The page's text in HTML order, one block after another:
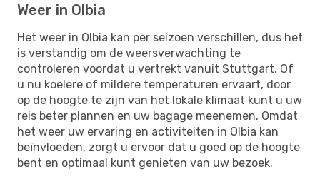
Weer in Olbia
Het weer in Olbia kan per seizoen verschillen, dus het
is verstandig om de weersverwachting te
controleren voordat u vertrekt vanuit Stuttgart. Of
u nu koelere of mildere temperaturen ervaart, door
op de hoogte te zijn van het lokale klimaat kunt u uw
reis beter plannen en uw bagage meenemen. Omdat
het weer uw ervaring en activiteiten in Olbia kan
beïnvloeden, zorgt u ervoor dat u goed op de hoogte
bent en optimaal kunt genieten van uw bezoek.